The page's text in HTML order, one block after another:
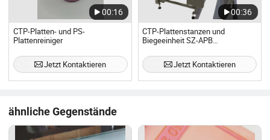
00:16
CTP-Platten- und PS-
Plattenreiniger
Jetzt Kontaktieren
00:36
CTP-Plattenstanzen und
Biegeeinheit SZ-APB
Jetzt Kontaktieren
ähnliche Gegenstände